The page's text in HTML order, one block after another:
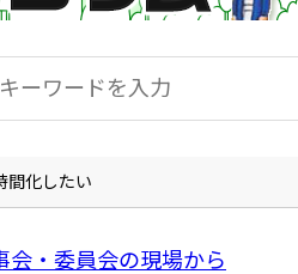
間化したい
会・委員会の現場から